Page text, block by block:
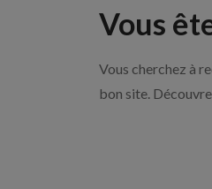
Vous
Vous cherchez à
bon site.